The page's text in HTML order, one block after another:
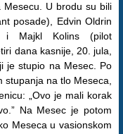
Mesecu. U brodu su bili
posade), Edvin Oldrin
i Majkl Kolins (pilot
dana kasnije, 20. jula,
je stupio na Mesec. Po
na tlo Meseca,
„Ovo je mali korak
Na Mesec je potom
Meseca u vasionskom